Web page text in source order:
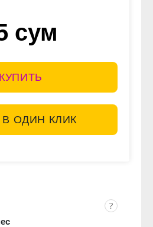
сум
КУПИТЬ
В ОДИН КЛИК